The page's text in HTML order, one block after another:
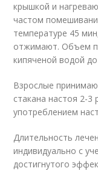
крышкой и
частом
температуре 45
отжимают. Объем
кипяченой водой
Взрослые
стакана настоя 2-3
употреблением
Длительность
индивидуально с
достигнутого